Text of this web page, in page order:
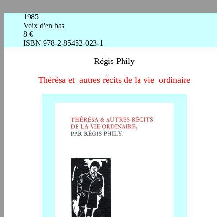
1985
Voix d'en bas
8 €
ISBN 978-2-85452-023-1
Régis Phily
Thérésa et autres récits de la vie ordinaire